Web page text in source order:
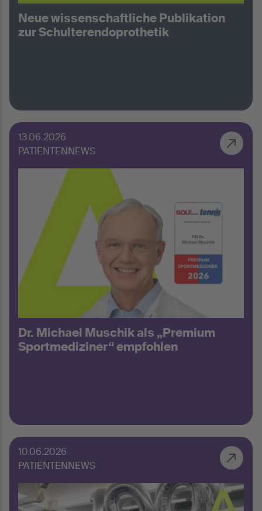
Neue wissenschaftliche Publikation
zur Schulterendoprothetik
13.06.2026
PATIENTENNEWS
Dr. Michael Muschik als „Premium
Sportmediziner“ empfohlen
10.06.2026
PATIENTENNEWS